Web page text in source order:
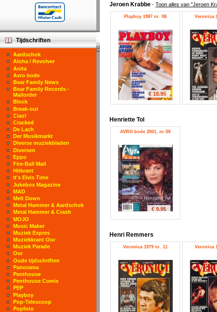
Jeroen Krabbe - Toon alles van "Jeroen
Playboy 1987 nr. 08
€ 18.95
Veronica
Henriette Tol
AVRO bode 2001, nr.09
€ 9.95
Henri Remmers
Veronica 1979 nr. 11 Veronica
Tijdschriften
Aardschok
Aloha / Revolver
Anita
Avro bode
Bear Family News
Bear Family Records -
Mailorder
Block
Break-out
Ciao!
Cracked
De Lach
Der Musikmarkt
Diverse muziekbladen
Diversen
Eppo
Fire-Ball Mail
Hitkrant
It's Elvis Time
Jukebox Magazine
MAD
Melt Down
Metal Hammer & Aardschok
Metal Hammer & Crash
MOJO
Music Maker
Muziek Expres
Muziekkrant Oor
Muziek Parade
Oor
Oude tijdschriften
Panorama
Penthouse
Penthouse Comix
PEP
Playboy
Pop-Telescoop
Popfoto